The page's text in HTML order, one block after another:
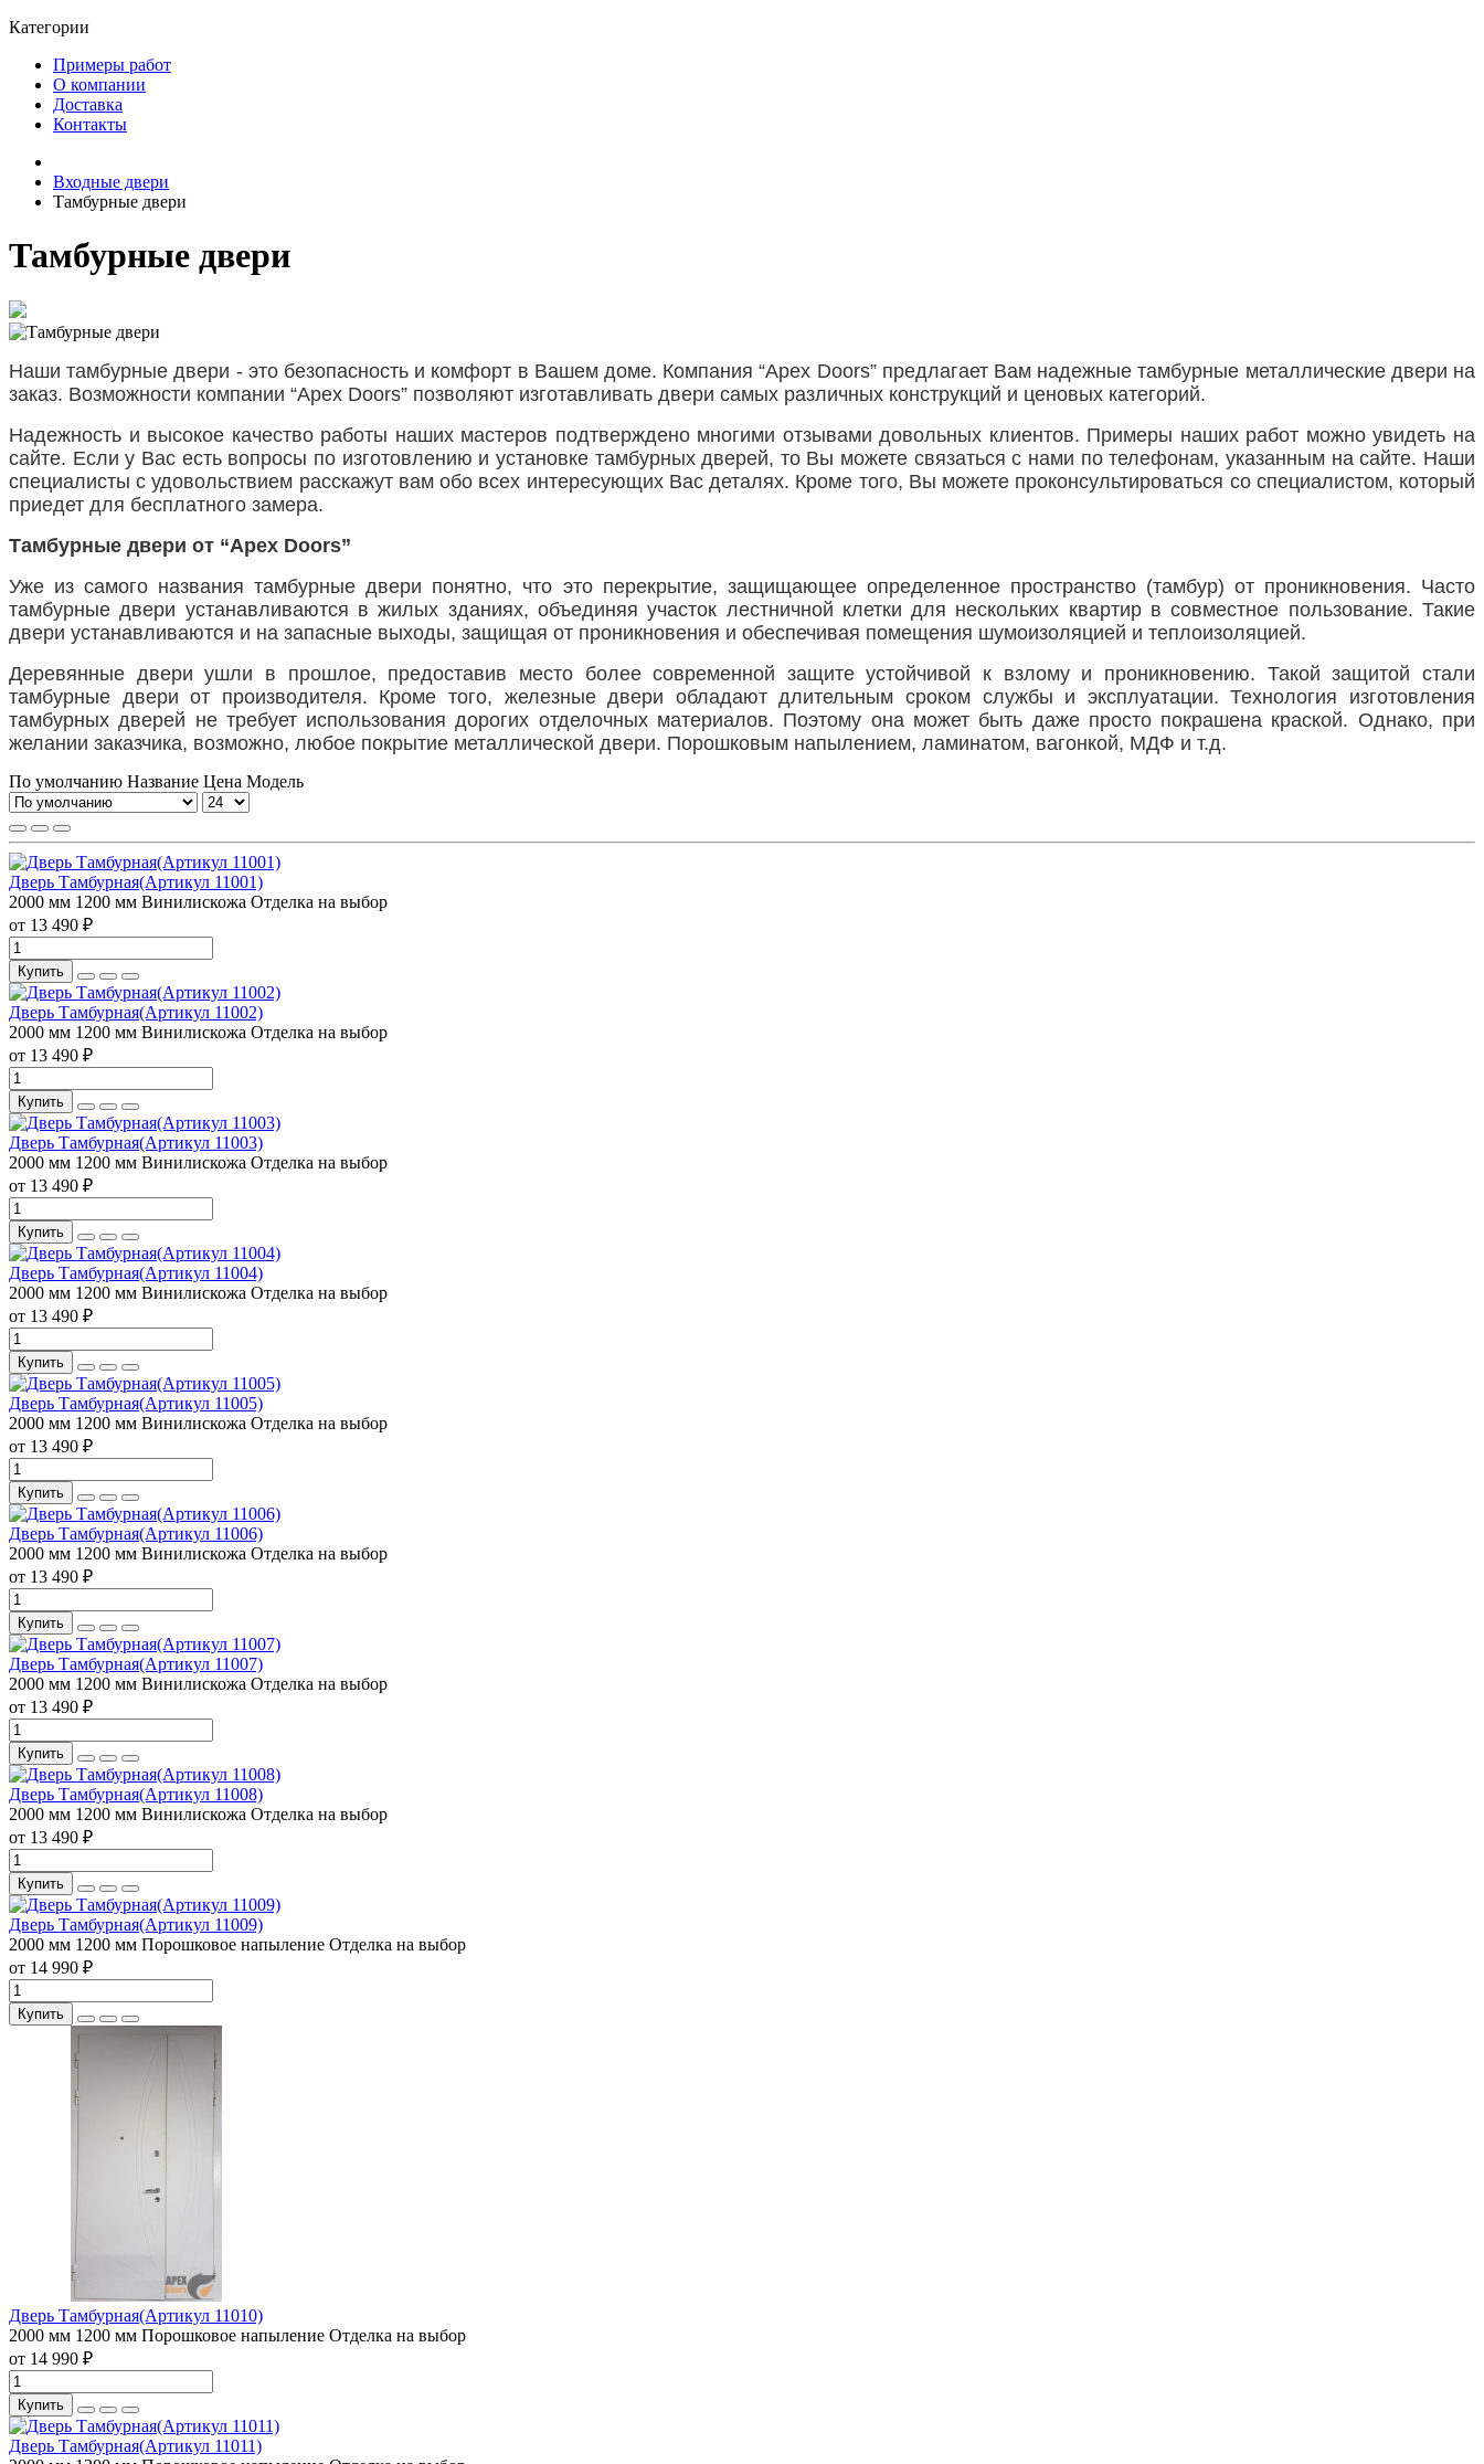
Категории
Примеры работ
О компании
Доставка
Контакты
Входные двери
Тамбурные двери
Тамбурные двери
Наши тамбурные двери - это безопасность и комфорт в Вашем доме. Компания “Apex Doors” предлагает Вам надежные тамбурные металлические двери на
заказ. Возможности компании “Apex Doors” позволяют изготавливать двери самых различных конструкций и ценовых категорий.
Надежность и высокое качество работы наших мастеров подтверждено многими отзывами довольных клиентов. Примеры наших работ можно увидеть на
сайте. Если у Вас есть вопросы по изготовлению и установке тамбурных дверей, то Вы можете связаться с нами по телефонам, указанным на сайте. Наши
специалисты с удовольствием расскажут вам обо всех интересующих Вас деталях. Кроме того, Вы можете проконсультироваться со специалистом, который
приедет для бесплатного замера.
Тамбурные двери от “Apex Doors”
Уже из самого названия тамбурные двери понятно, что это перекрытие, защищающее определенное пространство (тамбур) от проникновения. Часто
тамбурные двери устанавливаются в жилых зданиях, объединяя участок лестничной клетки для нескольких квартир в совместное пользование. Такие
двери устанавливаются и на запасные выходы, защищая от проникновения и обеспечивая помещения шумоизоляцией и теплоизоляцией.
Деревянные двери ушли в прошлое, предоставив место более современной защите устойчивой к взлому и проникновению. Такой защитой стали
тамбурные двери от производителя. Кроме того, железные двери обладают длительным сроком службы и эксплуатации. Технология изготовления
тамбурных дверей не требует использования дорогих отделочных материалов. Поэтому она может быть даже просто покрашена краской. Однако, при
желании заказчика, возможно, любое покрытие металлической двери. Порошковым напылением, ламинатом, вагонкой, МДФ и т.д.
По умолчанию Название Цена Модель
Дверь Тамбурная(Артикул 11001)
2000 мм 1200 мм Винилискожа Отделка на выбор
от 13 490 ₽
Купить
Дверь Тамбурная(Артикул 11002)
2000 мм 1200 мм Винилискожа Отделка на выбор
от 13 490 ₽
Купить
Дверь Тамбурная(Артикул 11003)
2000 мм 1200 мм Винилискожа Отделка на выбор
от 13 490 ₽
Купить
Дверь Тамбурная(Артикул 11004)
2000 мм 1200 мм Винилискожа Отделка на выбор
от 13 490 ₽
Купить
Дверь Тамбурная(Артикул 11005)
2000 мм 1200 мм Винилискожа Отделка на выбор
от 13 490 ₽
Купить
Дверь Тамбурная(Артикул 11006)
2000 мм 1200 мм Винилискожа Отделка на выбор
от 13 490 ₽
Купить
Дверь Тамбурная(Артикул 11007)
2000 мм 1200 мм Винилискожа Отделка на выбор
от 13 490 ₽
Купить
Дверь Тамбурная(Артикул 11008)
2000 мм 1200 мм Винилискожа Отделка на выбор
от 13 490 ₽
Купить
Дверь Тамбурная(Артикул 11009)
2000 мм 1200 мм Порошковое напыление Отделка на выбор
от 14 990 ₽
Купить
Дверь Тамбурная(Артикул 11010)
2000 мм 1200 мм Порошковое напыление Отделка на выбор
от 14 990 ₽
Купить
Дверь Тамбурная(Артикул 11011)